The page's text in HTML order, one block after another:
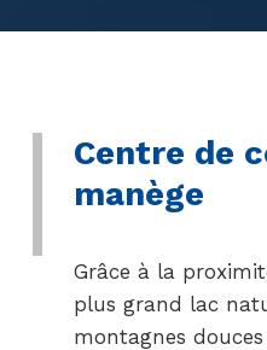
Centre de
manège
Grâce à la
plus grand lac
montagnes